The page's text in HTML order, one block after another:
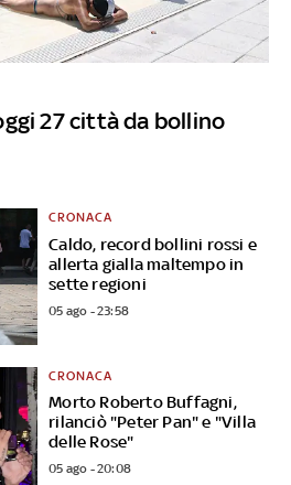
27 città da bollino
Caldo, record bollini rossi e
allerta gialla maltempo in
sette regioni
CRONACA
05 ago - 23:58
Morto Roberto Buffagni,
rilanciò "Peter Pan" e "Villa
delle Rose"
CRONACA
05 ago - 20:08